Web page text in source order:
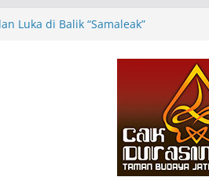
Luka di Balik “Samaleak”
Ungkapan Kritis Tentang Derita
Patria Seni Rupa Kota Blitar :
Menjadi Mantra Perlawanan